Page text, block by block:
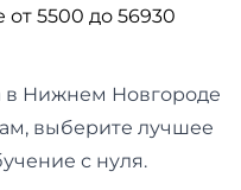
от 5500 до 56930
в Нижнем Новгороде
выберите лучшее
с нуля.